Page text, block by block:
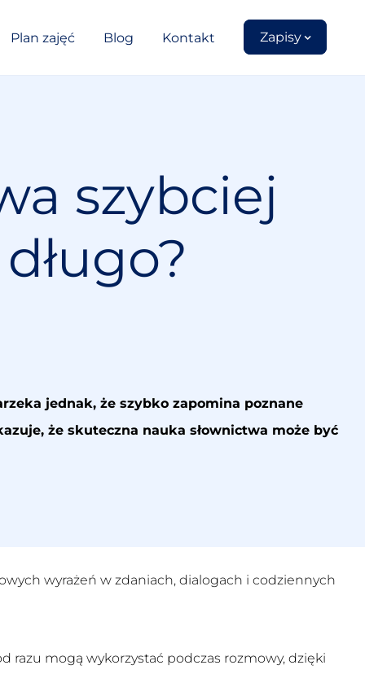
Plan zajęć Blog Kontakt Zapisy
szybciej
jednak, że szybko zapomina poznane
że skuteczna nauka słownictwa może być
wyrażeń w zdaniach, dialogach i codziennych
razu mogą wykorzystać podczas rozmowy, dzięki